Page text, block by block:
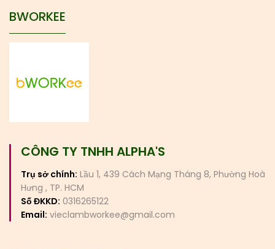
BWORKEE
CÔNG TY TNHH ALPHA'S
Trụ sở chính: Lầu 1, 439 Cách Mạng Tháng 8, Phường Hoà
Hưng , TP. HCM
Số ĐKKD: 0316265122
Email: vieclambworkee@gmail.com